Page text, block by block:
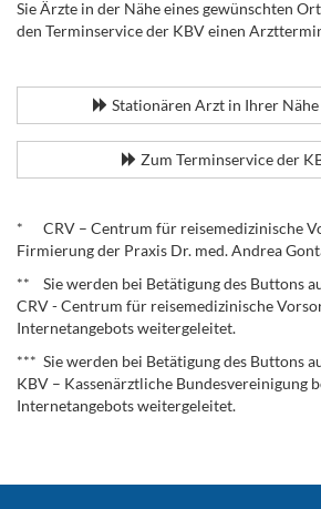
Sie Ärzte in der Nähe eines gewünschten
den Terminservice der KBV einen
Stationären Arzt in Ihrer
Zum Terminservice der
* CRV – Centrum für reisemedizinische
Firmierung der Praxis Dr. med. Andrea
** Sie werden bei Betätigung des Buttons
CRV - Centrum für reisemedizinische
Internetangebots weitergeleitet.
*** Sie werden bei Betätigung des Buttons
KBV – Kassenärztliche Bundesvereinigung
Internetangebots weitergeleitet.